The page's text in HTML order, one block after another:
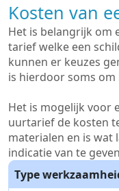
Kosten van
Het is belangrijk om
tarief welke een
kunnen er keuzes
is hierdoor soms
Het is mogelijk voor
uurtarief de kosten
materialen en is wat
indicatie van te
Type